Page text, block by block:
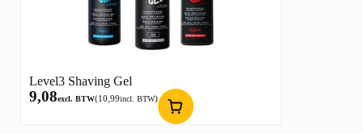
Level3 Shaving Gel
9,08excl. BTW(10,99incl. BTW)